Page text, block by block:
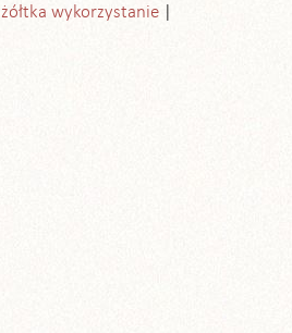
żółtka wykorzystanie